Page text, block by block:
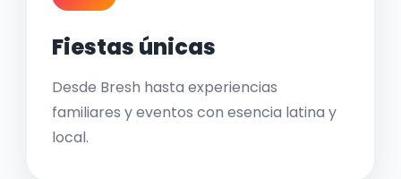
Fiestas únicas
Desde Bresh hasta experiencias
familiares y eventos con esencia latina y
local.